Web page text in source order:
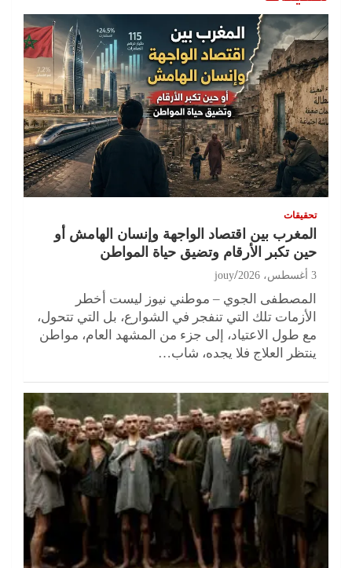
تحقيقات
المغرب بين اقتصاد الواجهة وإنسان الهامش أو
حين تكبر الأرقام وتضيق حياة المواطن
3 أغسطس، 2026 jouy
المصطفى الجوي – موطني نيوز ليست أخطر
الأزمات تلك التي تنفجر في الشوارع، بل التي تتحول،
مع طول الاعتياد، إلى جزء من المشهد العام، مواطن
ينتظر العلاج فلا يجده، شاب…